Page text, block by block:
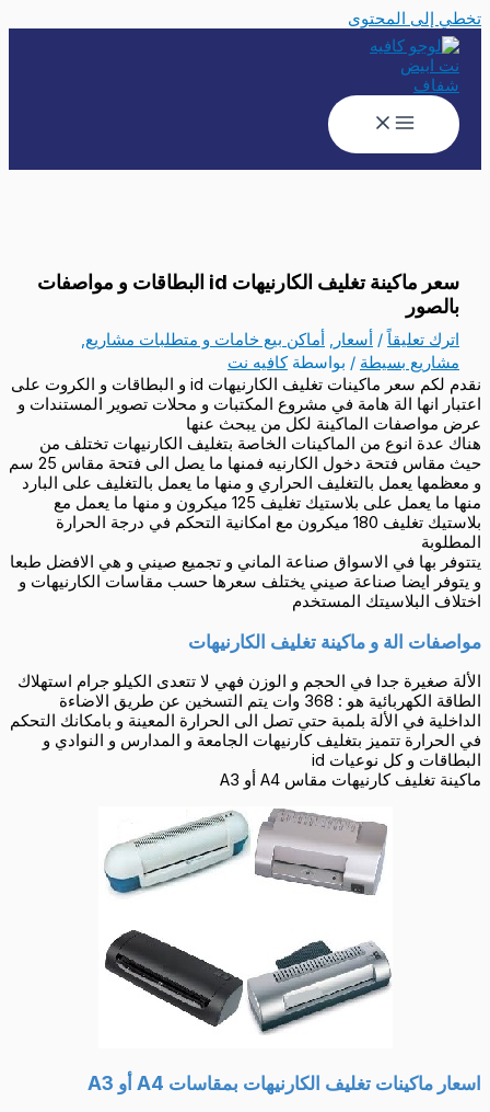
تخطي إلى المحتوى
سعر ماكينة تغليف الكارنيهات id البطاقات و مواصفات
بالصور
اترك تعليقاً / أسعار , أماكن بيع خامات و متطلبات مشاريع,
مشاريع بسيطة / بواسطة كافيه نت
نقدم لكم سعر ماكينات تغليف الكارنيهات id و البطاقات و الكروت على
اعتبار انها الة هامة في مشروع المكتبات و محلات تصوير المستندات و
عرض مواصفات الماكينة لكل من يبحث عنها
هناك عدة انوع من الماكينات الخاصة بتغليف الكارنيهات تختلف من
حيث مقاس فتحة دخول الكارنيه فمنها ما يصل الى فتحة مقاس 25 سم
و معظمها يعمل بالتغليف الحراري و منها ما يعمل بالتغليف على البارد
منها ما يعمل على بلاستيك تغليف 125 ميكرون و منها ما يعمل مع
بلاستيك تغليف 180 ميكرون مع امكانية التحكم في درجة الحرارة
المطلوبة
يتتوفر بها في الاسواق صناعة الماني و تجميع صيني و هي الافضل طبعا
و يتوفر ايضا صناعة صيني يختلف سعرها حسب مقاسات الكارنيهات و
اختلاف البلاسيتك المستخدم
مواصفات الة و ماكينة تغليف الكارنيهات
الألة صغيرة جدا في الحجم و الوزن فهي لا تتعدى الكيلو جرام استهلاك
الطاقة الكهربائية هو : 368 وات يتم التسخين عن طريق الاضاءة
الداخلية في الألة بلمبة حتي تصل الى الحرارة المعينة و بامكانك التحكم
في الحرارة تتميز بتغليف كارنيهات الجامعة و المدارس و النوادي و
البطاقات و كل نوعيات id
ماكينة تغليف كارنيهات مقاس A4 أو A3
اسعار ماكينات تغليف الكارنيهات بمقاسات A4 أو A3